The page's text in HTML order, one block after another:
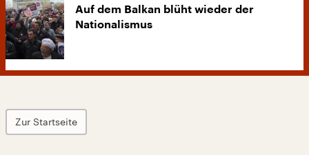
Auf dem Balkan blüht wieder der
Nationalismus
Zur Startseite